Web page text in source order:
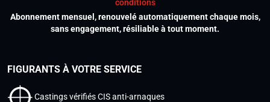
conditions
Abonnement mensuel, renouvelé automatiquement chaque mois,
sans engagement, résiliable à tout moment.
FIGURANTS À VOTRE SERVICE
Castings vérifiés CIS anti-arnaques